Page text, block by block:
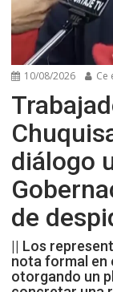
10/08/2026 Ce
diálogo
de
|| Los
nota formal en
otorgando un